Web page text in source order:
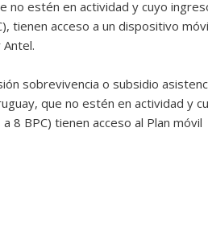
no estén en actividad y cuyo
tienen acceso a un dispositivo
sobrevivencia o subsidio
que no estén en actividad y
8 BPC) tienen acceso al Plan móvil